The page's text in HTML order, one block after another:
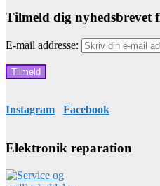
Tilmeld dig nyhedsbrevet
E-mail addresse:
Instagram Facebook
Elektronik reparation